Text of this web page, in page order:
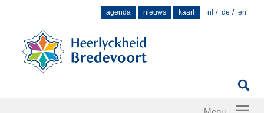
agenda nieuws kaart nl de en